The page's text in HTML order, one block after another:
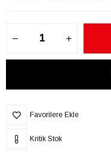
Favorilere Ekle
Kritik Stok